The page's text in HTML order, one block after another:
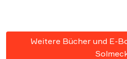
Weitere Bücher und E-